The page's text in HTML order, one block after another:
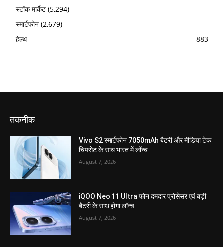
स्टॉक मार्केट (5,294)
स्मार्टफोन (2,679)
हेल्थ
883
तकनीक
Vivo S2 स्मार्टफोन 7050mAh बैटरी और मीडिया टेक
चिपसेट के साथ भारत में लॉन्च
August 7, 2026
iQOO Neo 11 Ultra फोन दमदार प्रोसेसर एवं बड़ी
बैटरी के साथ होगा लॉन्च
August 7, 2026